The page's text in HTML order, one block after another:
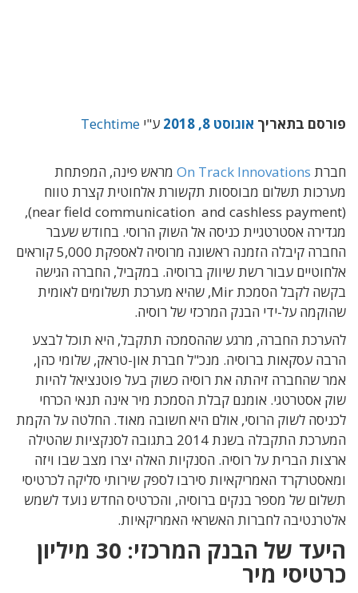
פורסם בתאריך אוגוסט 8, 2018 ע"י Techtime
חברת On Track Innovations מראש פינה, המפתחת
מערכות תשלום מבוססות תקשורת אלחוטית קצרת טווח
(near field communication and cashless payment),
מגדירה אסטרטגיית כניסה אל השוק הרוסי. בחודש שעבר
החברה קיבלה הזמנה ראשונה מרוסיה לאספקת 5,000 קוראים
אלחוטיים עבור רשת שיווק ברוסיה. במקביל, החברה הגישה
בקשה לקבל הסמכת Mir, שהיא מערכת תשלומים לאומית
שהוקמה על-ידי הבנק המרכזי של רוסיה.
להערכת החברה, מרגע שההסמכה תתקבל, היא תוכל לבצע
הרבה עסקאות ברוסיה. מנכ"ל חברת און-טראק, שלומי כהן,
אמר שהחברה זיהתה את רוסיה כשוק בעל פוטנציאל להיות
שוק אסטרטגי. אומנם קבלת הסמכת מיר אינה תנאי הכרחי
לכניסה לשוק הרוסי, אולם היא חשובה מאוד. החלטה על הקמת
המערכת התקבלה בשנת 2014 בתגובה לסנקציות שהטילה
ארצות הברית על רוסיה. הסנקיות האלה יצרו מצב שבו ויזה
ומאסטרקרד האמריקאיות סירבו לספק שירותי סליקה לכרטיסי
תשלום של מספר בנקים ברוסיה, והכרטיס החדש נועד לשמש
אלטרנטיבה לחברות האשראי האמריקאיות.
היעד של הבנק המרכזי: 30 מיליון
כרטיסי מיר